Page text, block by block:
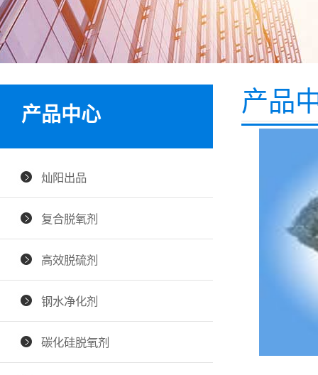
产品中心
灿阳出品
复合脱氧剂
高效脱硫剂
钢水净化剂
碳化硅脱氧剂
产品